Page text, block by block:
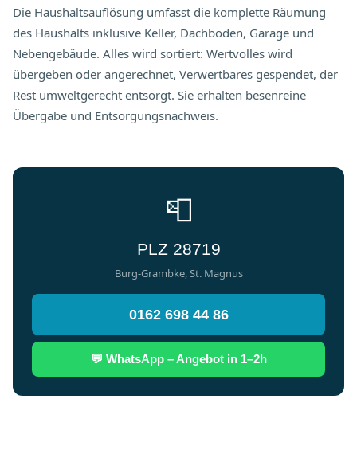
Die Haushaltsauflösung umfasst die komplette Räumung
des Haushalts inklusive Keller, Dachboden, Garage und
Nebengebäude. Alles wird sortiert: Wertvolles wird
übergeben oder angerechnet, Verwertbares gespendet, der
Rest umweltgerecht entsorgt. Sie erhalten besenreine
Übergabe und Entsorgungsnachweis.
📮
PLZ 28719
Burg-Grambke, St. Magnus
0162 698 44 86
💬 WhatsApp – Angebot in 1–2h